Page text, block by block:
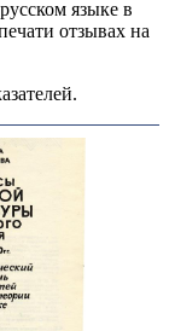
языке в
отзывах на